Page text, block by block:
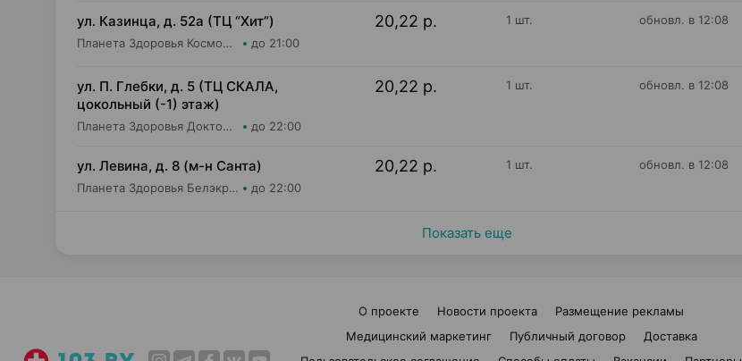
ул. Казинца, д. 52а (ТЦ “Хит”)
Планета Здоровья КосмоФарма ООО Аптека №17 до 21:00
20,22 р. 1 шт. обновл. в 12:08
ул. П. Глебки, д. 5 (ТЦ СКАЛА,
цокольный (-1) этаж)
Планета Здоровья Доктор Время ООО Аптека №50 до 22:00
20,22 р. 1 шт. обновл. в 12:08
ул. Левина, д. 8 (м-н Санта)
Планета Здоровья Белэкрос ОДО Аптека №5 до 22:00
20,22 р. 1 шт. обновл. в 12:08
Показать еще
О проекте Новости проекта
Размещение рекламы
Медицинский маркетинг
Публичный договор
Доставка